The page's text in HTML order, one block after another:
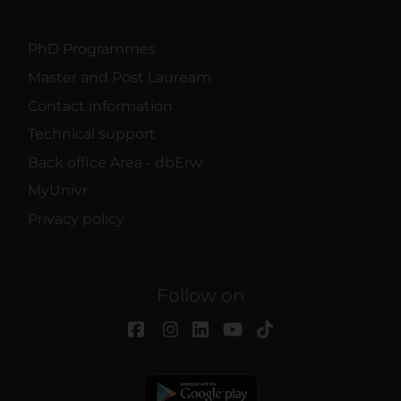
PhD Programmes
Master and Post Lauream
Contact information
Technical support
Back office Area - dbErw
MyUnivr
Privacy policy
Follow on